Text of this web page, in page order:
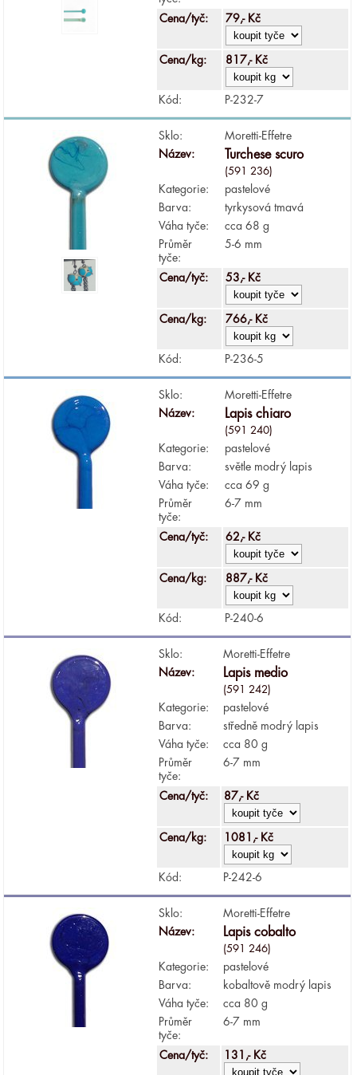
Cena/tyč: 79,- Kč
Cena/kg: 817,- Kč
Kód: P-232-7
Sklo:
Moretti-Effetre
Název:
Turchese scuro
(591 236)
Kategorie:
pastelové
Barva:
tyrkysová tmavá
Váha tyče:
cca 68 g
Průměr
tyče:
5-6 mm
Cena/tyč: 53,- Kč
Cena/kg: 766,- Kč
Kód: P-236-5
Sklo:
Moretti-Effetre
Název:
Lapis chiaro
(591 240)
Kategorie:
pastelové
Barva:
světle modrý lapis
Váha tyče:
cca 69 g
Průměr
tyče:
6-7 mm
Cena/tyč: 62,- Kč
Cena/kg: 887,- Kč
Kód: P-240-6
Sklo:
Moretti-Effetre
Název:
Lapis medio
(591 242)
Kategorie:
pastelové
Barva:
středně modrý lapis
Váha tyče:
cca 80 g
Průměr
tyče:
6-7 mm
Cena/tyč: 87,- Kč
Cena/kg: 1081,- Kč
Kód: P-242-6
Sklo:
Moretti-Effetre
Název:
Lapis cobalto
(591 246)
Kategorie:
pastelové
Barva:
kobaltově modrý lapis
Váha tyče:
cca 80 g
Průměr
tyče:
6-7 mm
Cena/tyč: 131,- Kč